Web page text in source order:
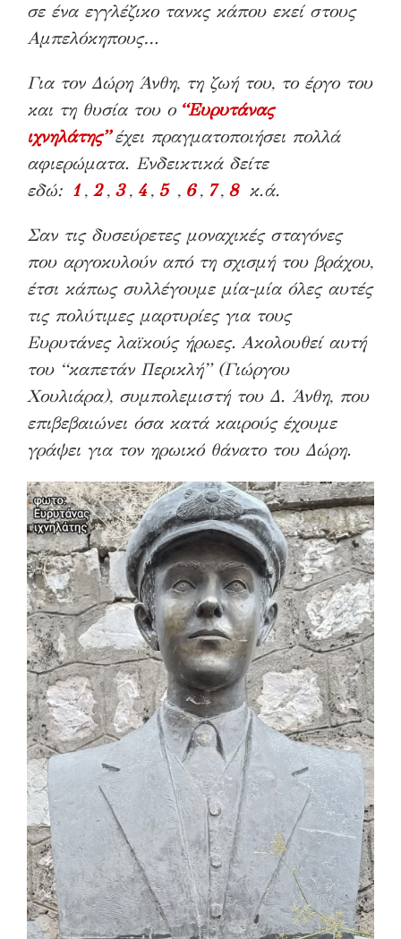
σε ένα εγγλέζικο τανκς κάπου εκεί στους
Αμπελόκηπους…
Για τον Δώρη Άνθη, τη ζωή του, το έργο του
και τη θυσία του ο “Ευρυτάνας
ιχνηλάτης”έχει πραγματοποιήσει πολλά
αφιερώματα. Ενδεικτικά δείτε
εδώ: 1, 2, 3, 4, 5 , 6, 7, 8κ.ά.
Σαν τις δυσεύρετες μοναχικές σταγόνες
που αργοκυλούν από τη σχισμή του βράχου,
έτσι κάπως συλλέγουμε μία-μία όλες αυτές
τις πολύτιμες μαρτυρίες για τους
Ευρυτάνες λαϊκούς ήρωες. Ακολουθεί αυτή
του “καπετάν Περικλή” (Γιώργου
Χουλιάρα), συμπολεμιστή του Δ. Άνθη, που
επιβεβαιώνει όσα κατά καιρούς έχουμε
γράψει για τον ηρωικό θάνατο του Δώρη.